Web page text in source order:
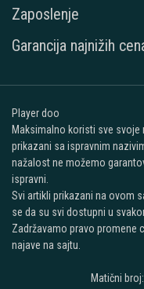
Zaposlenje
Garancija najnižih
Player doo
Maksimalno koristi sve svoje
prikazani sa ispravnim
nažalost ne možemo
ispravni.
Svi artikli prikazani na ovom
se da su svi dostupni u
Zadržavamo pravo promene
najave na sajtu.
Matični